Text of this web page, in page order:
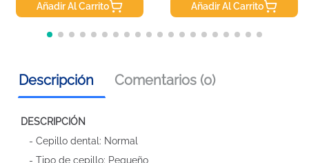
Añadir Al Carrito Añadir Al Carrito
Descripción Comentarios (0)
DESCRIPCIÓN
- Cepillo dental: Normal
- Tipo de cepillo: Pequeño